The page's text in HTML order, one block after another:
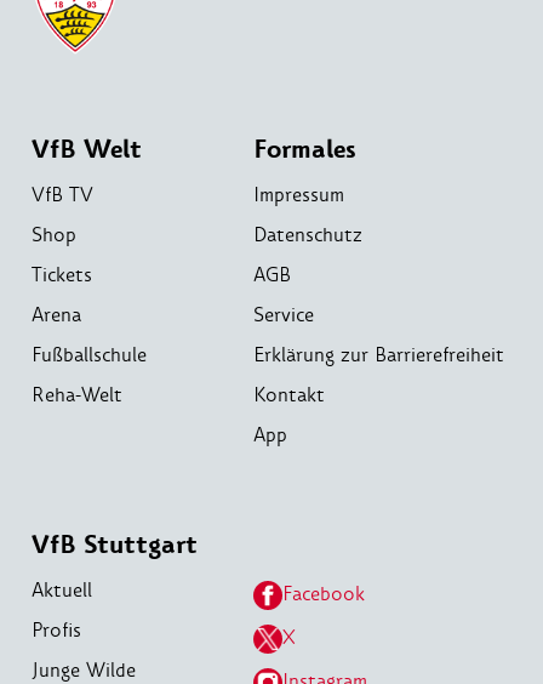
VfB Welt
VfB TV
Shop
Tickets
Arena
Fußballschule
Reha-Welt
Formales
Impressum
Datenschutz
AGB
Service
Erklärung zur Barrierefreiheit
Kontakt
App
VfB Stuttgart
Aktuell
Profis
Junge Wilde
Facebook
X